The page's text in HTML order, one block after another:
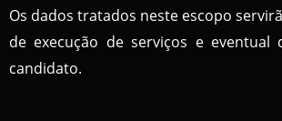
Os dados tratados neste escopo
de execução de serviços e eventual
candidato.